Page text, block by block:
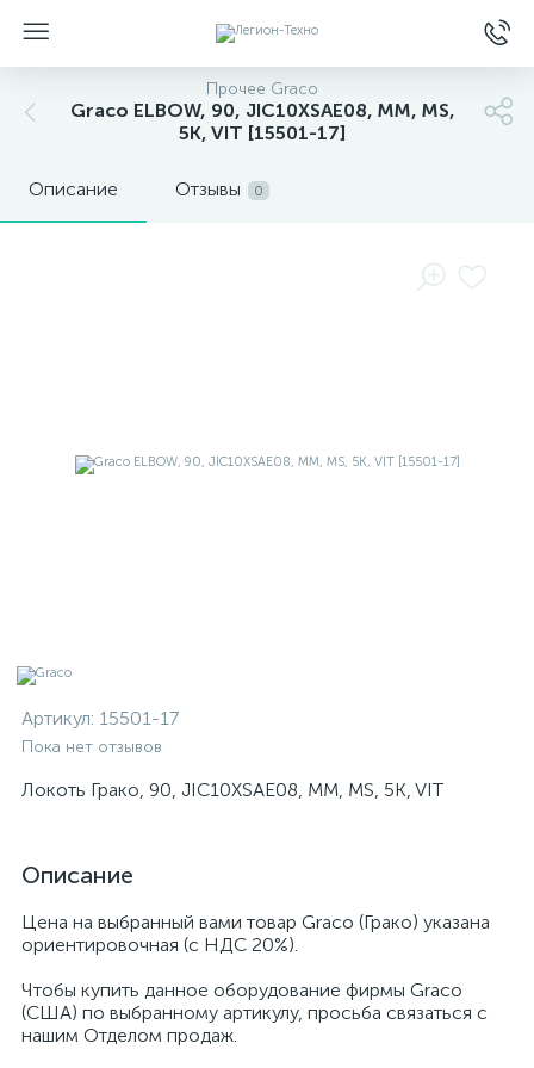
Прочее Graco
Graco ELBOW, 90, JIC10XSAE08, MM, MS,
5K, VIT [15501-17]
Описание Отзывы 0
Артикул: 15501-17
Пока нет отзывов
Локоть Грако, 90, JIC10XSAE08, MM, MS, 5K, VIT
Описание
Цена на выбранный вами товар Graco (Грако) указана
ориентировочная (с НДС 20%).
Чтобы купить данное оборудование фирмы Graco
(США) по выбранному артикулу, просьба связаться с
нашим Отделом продаж.